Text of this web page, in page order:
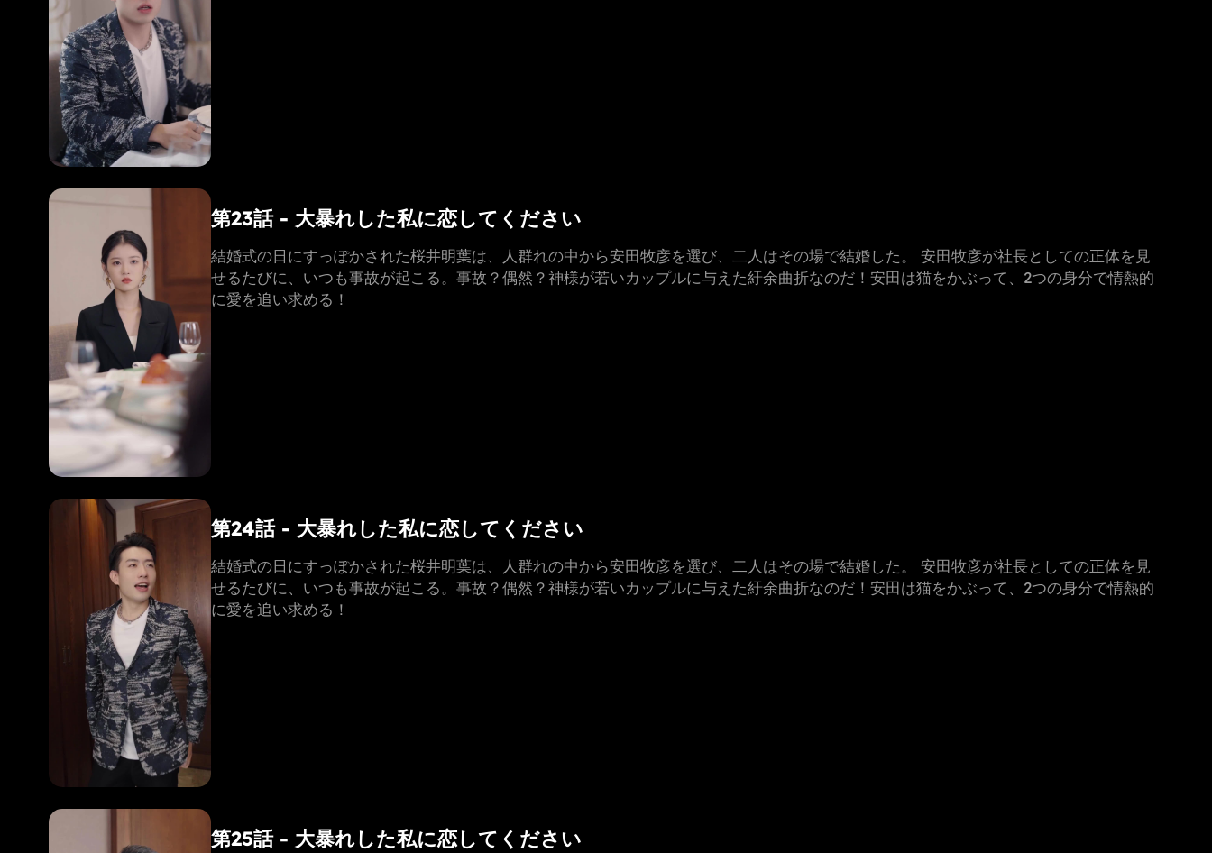
第23話 - 大暴れした私に恋してください
結婚式の日にすっぽかされた桜井明葉は、人群れの中から安田牧彦を選び、二人はその場で結婚した。 安田牧彦が社長としての正体を見
せるたびに、いつも事故が起こる。事故？偶然？神様が若いカップルに与えた紆余曲折なのだ！安田は猫をかぶって、2つの身分で情熱的
に愛を追い求める！
第24話 - 大暴れした私に恋してください
結婚式の日にすっぽかされた桜井明葉は、人群れの中から安田牧彦を選び、二人はその場で結婚した。 安田牧彦が社長としての正体を見
せるたびに、いつも事故が起こる。事故？偶然？神様が若いカップルに与えた紆余曲折なのだ！安田は猫をかぶって、2つの身分で情熱的
に愛を追い求める！
第25話 - 大暴れした私に恋してください